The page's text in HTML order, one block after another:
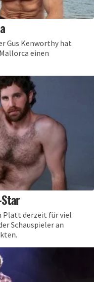
Gus Kenworthy hat
einen
Platt derzeit für viel
Schauspieler an